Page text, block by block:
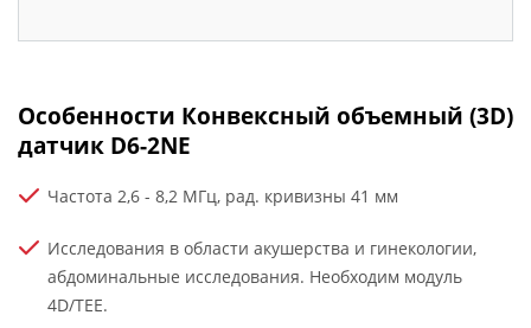
Особенности Конвексный объемный (3D)
датчик D6-2NE
Частота 2,6 - 8,2 МГц, рад. кривизны 41 мм
Исследования в области акушерства и гинекологии,
абдоминальные исследования. Необходим модуль
4D/TEE.